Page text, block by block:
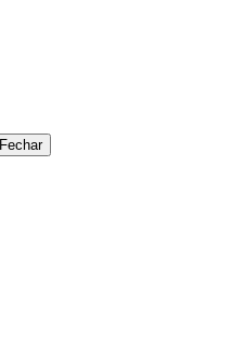
Fechar